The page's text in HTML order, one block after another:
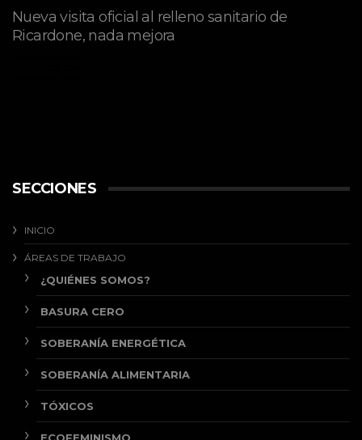
Nueva visita oficial al relleno sanitario de
Ricardone, nada mejora
SECCIONES
INICIO
ÁREAS DE TRABAJO
¿QUIÉNES SOMOS?
BASURA CERO
SOBERANÍA ENERGÉTICA
SOBERANÍA ALIMENTARIA
TÓXICOS